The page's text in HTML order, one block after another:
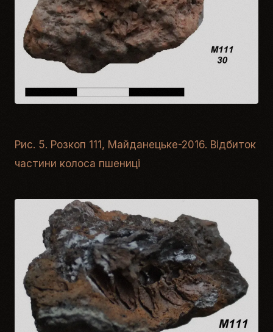
Рис. 5. Розкоп 111, Майданецьке-2016. Відбиток
частини колоса пшениці